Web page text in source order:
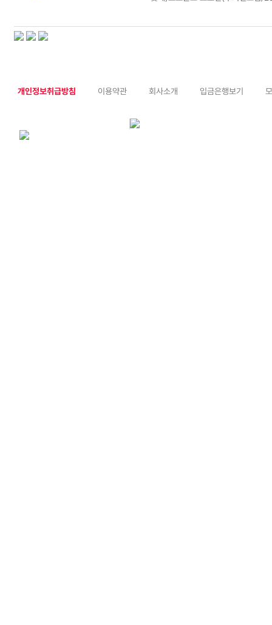
개인정보취급방침 이용약관 회사소개 입금은행보기